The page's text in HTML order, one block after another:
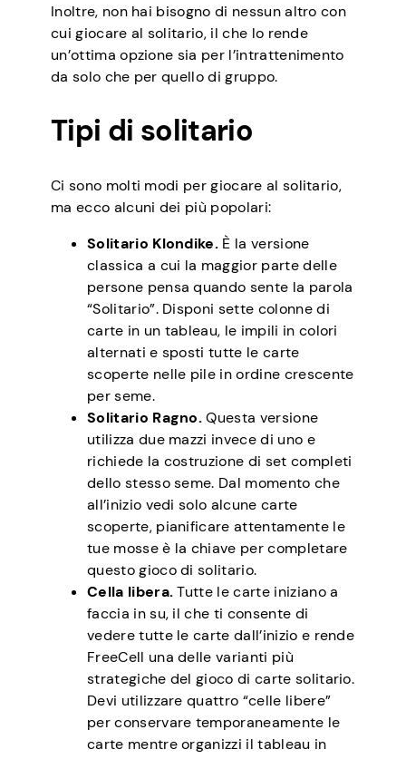
Inoltre, non hai bisogno di nessun altro con
cui giocare al solitario, il che lo rende
un’ottima opzione sia per l’intrattenimento
da solo che per quello di gruppo.
Tipi di solitario
Ci sono molti modi per giocare al solitario,
ma ecco alcuni dei più popolari:
Solitario Klondike. È la versione
classica a cui la maggior parte delle
persone pensa quando sente la parola
“Solitario”. Disponi sette colonne di
carte in un tableau, le impili in colori
alternati e sposti tutte le carte
scoperte nelle pile in ordine crescente
per seme.
Solitario Ragno.Questa versione
utilizza due mazzi invece di uno e
richiede la costruzione di set completi
dello stesso seme. Dal momento che
all’inizio vedi solo alcune carte
scoperte, pianificare attentamente le
tue mosse è la chiave per completare
questo gioco di solitario.
Cella libera.Tutte le carte iniziano a
faccia in su, il che ti consente di
vedere tutte le carte dall’inizio e rende
FreeCell una delle varianti più
strategiche del gioco di carte solitario.
Devi utilizzare quattro “celle libere”
per conservare temporaneamente le
carte mentre organizzi il tableau in